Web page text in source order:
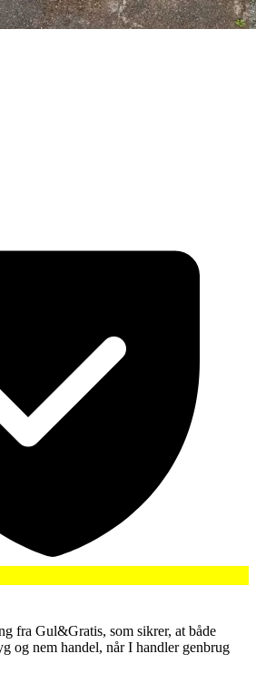
fra Gul&Gratis, som sikrer, at både
og nem handel, når I handler genbrug